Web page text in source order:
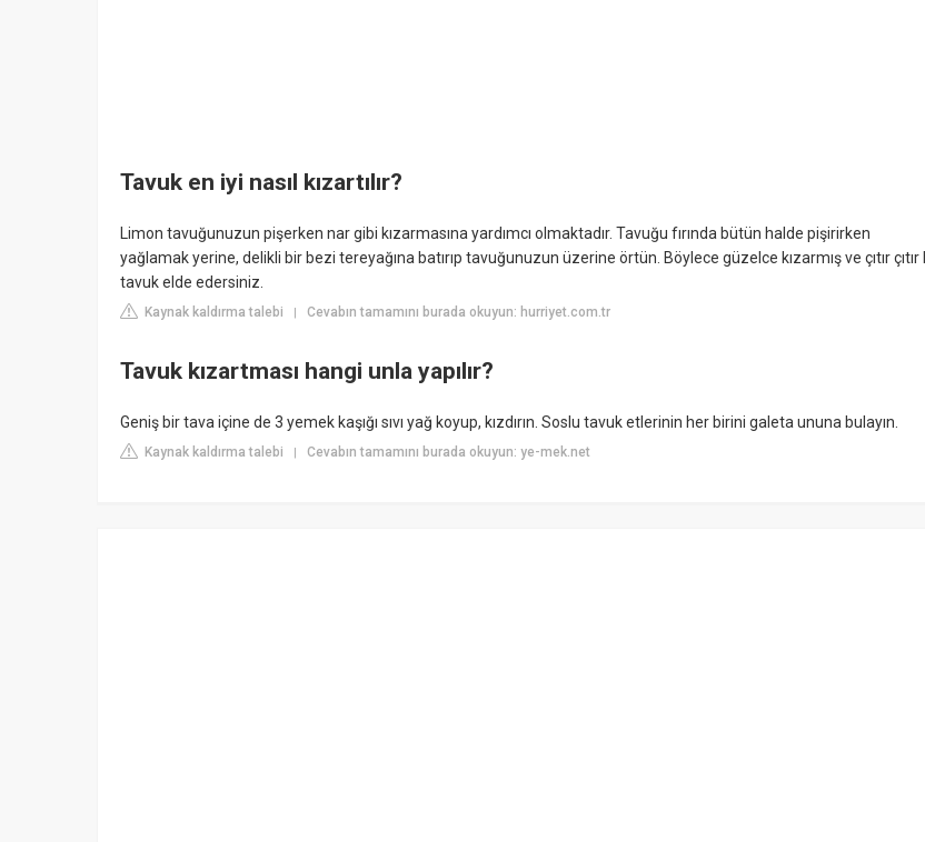
Tavuk en iyi nasıl kızartılır?
Limon tavuğunuzun pişerken nar gibi kızarmasına yardımcı olmaktadır. Tavuğu fırında bütün halde pişirirken
yağlamak yerine, delikli bir bezi tereyağına batırıp tavuğunuzun üzerine örtün. Böylece güzelce kızarmış ve çıtır çıtır
tavuk elde edersiniz.
Kaynak kaldırma talebi | Cevabın tamamını burada okuyun: hurriyet.com.tr
Tavuk kızartması hangi unla yapılır?
Geniş bir tava içine de 3 yemek kaşığı sıvı yağ koyup, kızdırın. Soslu tavuk etlerinin her birini galeta ununa bulayın.
Kaynak kaldırma talebi | Cevabın tamamını burada okuyun: ye-mek.net